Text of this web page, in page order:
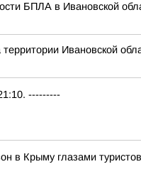
БПЛА в Ивановской
территории Ивановской
---------
в Крыму глазами